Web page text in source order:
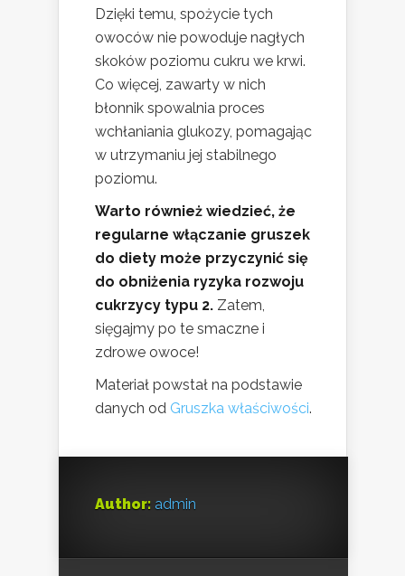
Dzięki temu, spożycie tych
owoców nie powoduje nagłych
skoków poziomu cukru we krwi.
Co więcej, zawarty w nich
błonnik spowalnia proces
wchłaniania glukozy, pomagając
w utrzymaniu jej stabilnego
poziomu.
Warto również wiedzieć, że
regularne włączanie gruszek
do diety może przyczynić się
do obniżenia ryzyka rozwoju
cukrzycy typu 2. Zatem,
sięgajmy po te smaczne i
zdrowe owoce!
Materiał powstał na podstawie
danych od Gruszka właściwości.
Author: admin